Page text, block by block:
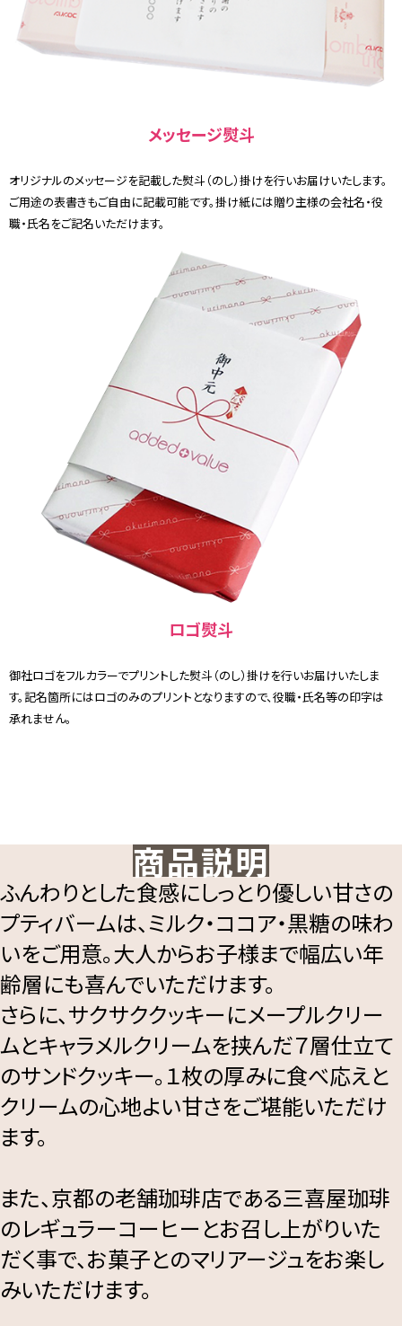
メッセージ熨斗
オリジナルのメッセージを記載した熨斗（のし）掛けを行いお届けいたします。
ご用途の表書きもご自由に記載可能です。掛け紙には贈り主様の会社名・役
職・氏名をご記名いただけます。
ロゴ熨斗
御社ロゴをフルカラーでプリントした熨斗（のし）掛けを行いお届けいたしま
す。記名箇所にはロゴのみのプリントとなりますので、役職・氏名等の印字は
承れません。
商品説明
ふんわりとした食感にしっとり優しい甘さの
プティバームは、ミルク・ココア・黒糖の味わ
いをご用意。大人からお子様まで幅広い年
齢層にも喜んでいただけます。
さらに、サクサククッキーにメープルクリー
ムとキャラメルクリームを挟んだ７層仕立て
のサンドクッキー。１枚の厚みに食べ応えと
クリームの心地よい甘さをご堪能いただけ
ます。
また、京都の老舗珈琲店である三喜屋珈琲
のレギュラーコーヒーとお召し上がりいた
だく事で、お菓子とのマリアージュをお楽し
みいただけます。